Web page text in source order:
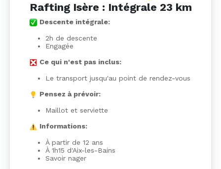
Rafting Isère : Intégrale 23 km
Descente intégrale:
2h de descente
Engagée
Ce qui n'est pas inclus:
Le transport jusqu'au point de rendez-vous
Pensez à prévoir:
Maillot et serviette
Informations:
À partir de 12 ans
À 1h15 d'Aix-les-Bains
Savoir nager